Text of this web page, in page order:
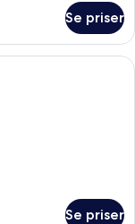
Se priser
med to senge, et
Se priser